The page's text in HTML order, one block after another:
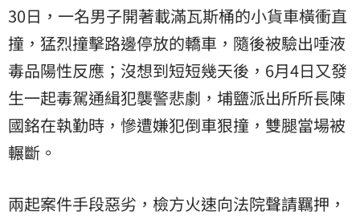
30日，一名男子開著載滿瓦斯桶的小貨車橫衝直
撞，猛烈撞擊路邊停放的轎車，隨後被驗出唾液
毒品陽性反應；沒想到短短幾天後，6月4日又發
生一起毒駕通緝犯襲警悲劇，埔鹽派出所所長陳
國銘在執勤時，慘遭嫌犯倒車狠撞，雙腿當場被
輾斷。
兩起案件手段惡劣，檢方火速向法院聲請羈押，